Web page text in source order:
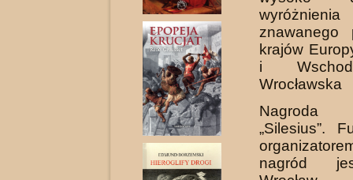
znawanego
krajów
i
Wrocławska
Nagroda
„Silesius”.
nagród